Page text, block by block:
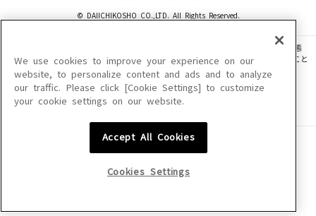
© DAIICHIKOSHO CO.,LTD. All Rights Reserved.
このサイトに掲載されている一切の文章・画像・写真・動画・音声等を、手段や形態
を問わず、著作権法の定める範囲を超えて無断で複製、転載、ファイル化などすること
を禁じます。
楽曲及びコンテンツは、機種によりご利用いただけない場合があります。
楽曲及びコンテンツの配信日、配信内容が変更になる場合があります。
We use cookies to improve your experience on our
website, to personalize content and ads and to analyze
our traffic. Please click [Cookie Settings] to customize
your cookie settings on our website.
Accept All Cookies
Cookies Settings